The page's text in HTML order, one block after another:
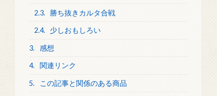
2.3. 勝ち抜きカルタ合戦
2.4. 少しおもしろい
3. 感想
4. 関連リンク
5. この記事と関係のある商品